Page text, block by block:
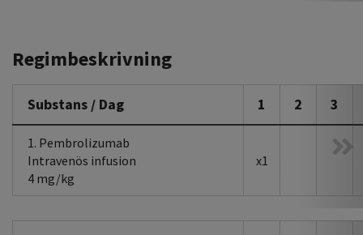
Regimbeskrivning
Substans / Dag 1 2 3
1. Pembrolizumab
Intravenös infusion
4 mg/kg
x1